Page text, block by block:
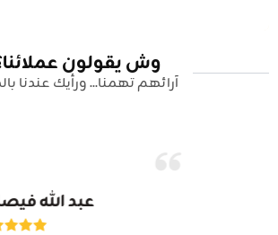
وش يقولون
آرائهم تهمنا... ورأيك عندنا
عبد الله فيصل